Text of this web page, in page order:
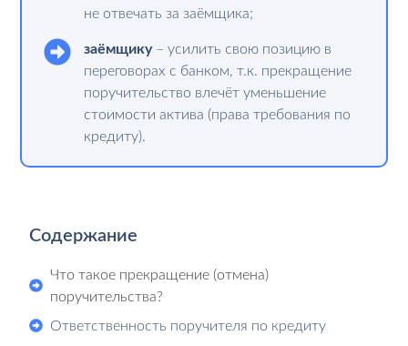
не отвечать за заёмщика;
заёмщику– усилить свою позицию в
переговорах с банком, т.к. прекращение
поручительство влечёт уменьшение
стоимости актива (права требования по
кредиту).
Содержание
Что такое прекращение (отмена)
поручительства?
Ответственность поручителя по кредиту